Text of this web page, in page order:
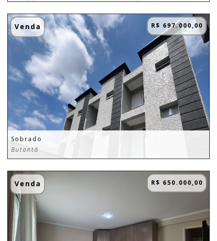
Venda R$ 697.000,00
Sobrado
Butantã
Venda R$ 650.000,00